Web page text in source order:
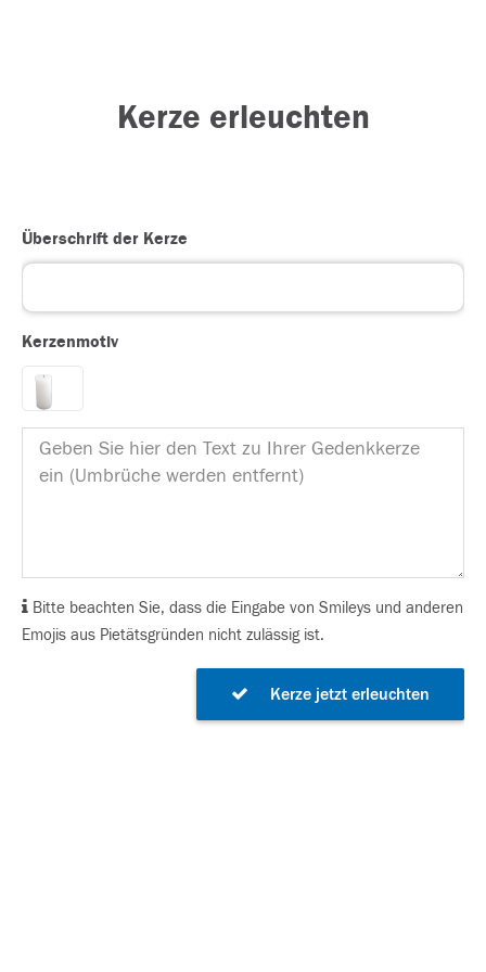
Kerze erleuchten
Überschrift der Kerze
Kerzenmotiv
Bitte beachten Sie, dass die Eingabe von Smileys und anderen
Emojis aus Pietätsgründen nicht zulässig ist.
Kerze jetzt erleuchten